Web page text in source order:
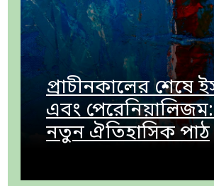
প্রাচীনকালের শেষে
এবং
নতুন ঐতিহাসিক পাঠ